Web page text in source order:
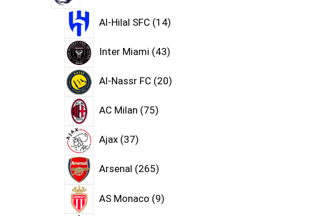
Al-Hilal SFC 14
Inter Miami 43
Al-Nassr FC 20
AC Milan 75
Ajax 37
Arsenal 265
AS Monaco 9